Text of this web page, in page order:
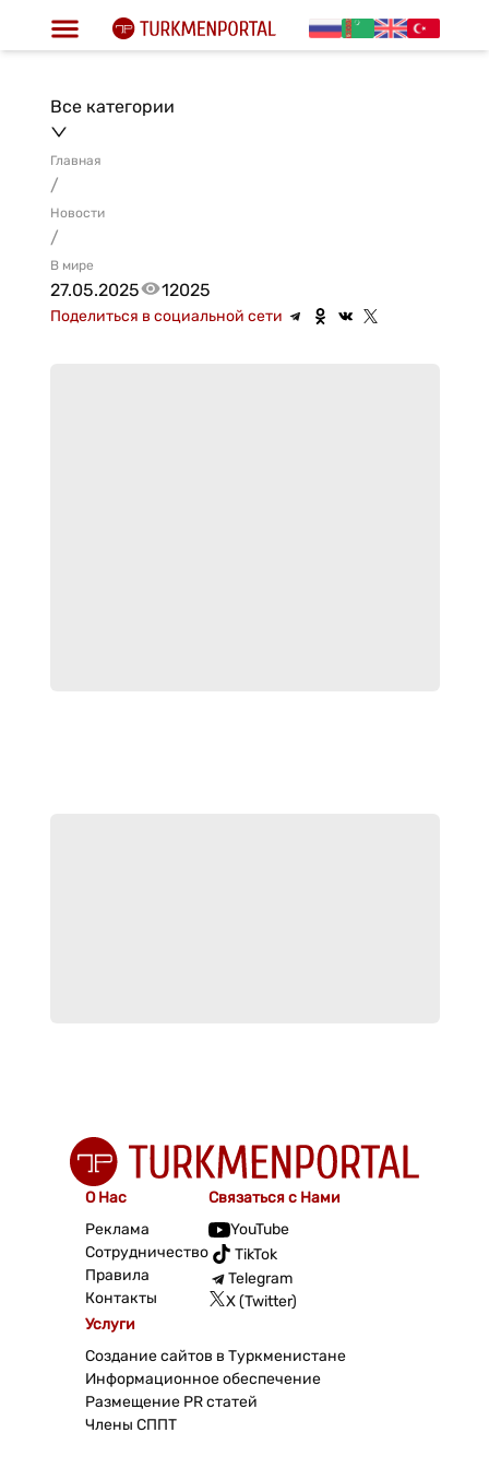
Все категории
Главная
/
Новости
/
В мире
27.05.2025 12025
Поделиться в социальной сети
О Нас
Реклама
Сотрудничество
Правила
Контакты
Связаться с Нами
YouTube
TikTok
Telegram
X (Twitter)
Услуги
Создание сайтов в Туркменистане
Информационное обеспечение
Размещение PR статей
Члены СППТ